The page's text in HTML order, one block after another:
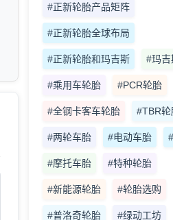
#正新轮胎产品矩阵
#正新轮胎全球布局
#正新轮胎和玛吉斯 #玛吉
#乘用车轮胎 #PCR轮胎
#全钢卡客车轮胎 #TBR轮
#两轮车胎 #电动车胎
#摩托车胎 #特种轮胎
#新能源轮胎 #轮胎选购
#普洛奇轮胎 #绿动工坊